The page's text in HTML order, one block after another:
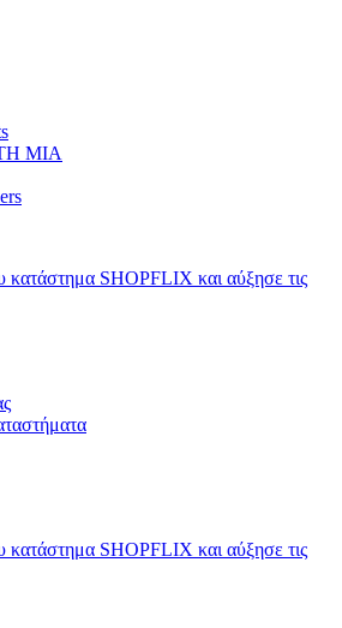
ΜΙΑ
κατάστημα SHOPFLIX και αύξησε τις
κατάστημα SHOPFLIX και αύξησε τις